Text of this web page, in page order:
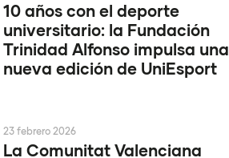
10 años con el deporte
universitario: la Fundación
Trinidad Alfonso impulsa una
nueva edición de UniEsport
La Comunitat Valenciana
23 febrero 2026